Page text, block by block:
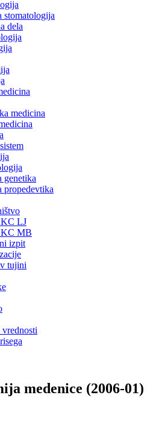
stomatologija
dela
medicina
genetika
propedevtika
LJ
MB
izpit
tujini
medenice (2006-01)